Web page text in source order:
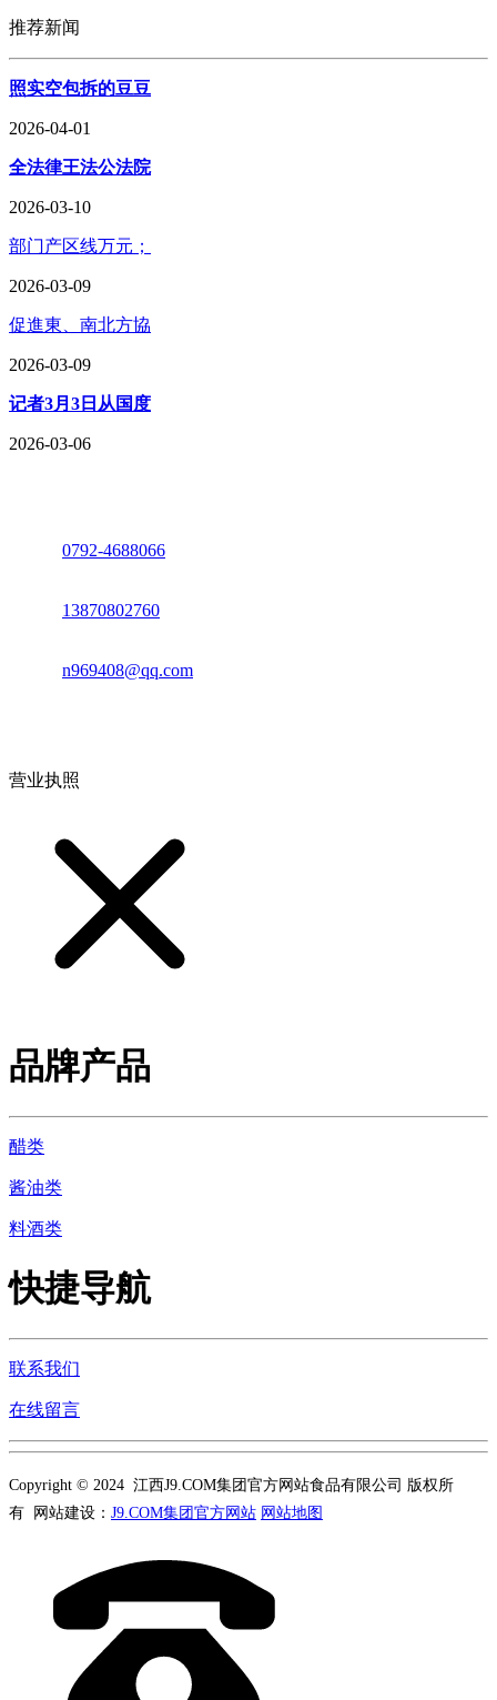
推荐新闻
照实空包拆的豆豆
2026-04-01
全法律王法公法院
2026-03-10
部门产区线万元；
2026-03-09
促進東、南北方協
2026-03-09
记者3月3日从国度
2026-03-06
0792-4688066
13870802760
n969408@qq.com
营业执照
品牌产品
醋类
酱油类
料酒类
快捷导航
联系我们
在线留言
Copyright © 2024 江西J9.COM集团官方网站食品有限公司 版权所
有 网站建设： J9.COM集团官方网站 网站地图